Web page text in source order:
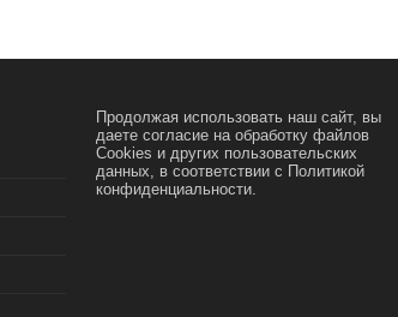
Продолжая использовать наш сайт, вы
даете согласие на обработку файлов
Cookies и других пользовательских
данных, в соответствии с Политикой
конфиденциальности.